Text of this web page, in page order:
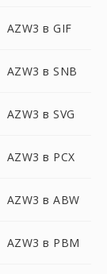
AZW3 в GIF
AZW3 в SNB
AZW3 в SVG
AZW3 в PCX
AZW3 в ABW
AZW3 в PBM